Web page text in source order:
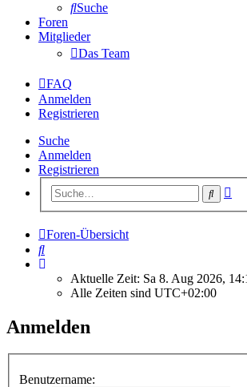
Suche
Foren
Mitglieder
Das Team
FAQ
Anmelden
Registrieren
Suche
Anmelden
Registrieren
Suche
Foren-Übersicht
Suche
Aktuelle Zeit: Sa 8. Aug 2026,
Alle Zeiten sind UTC+02:00
Anmelden
Benutzername: